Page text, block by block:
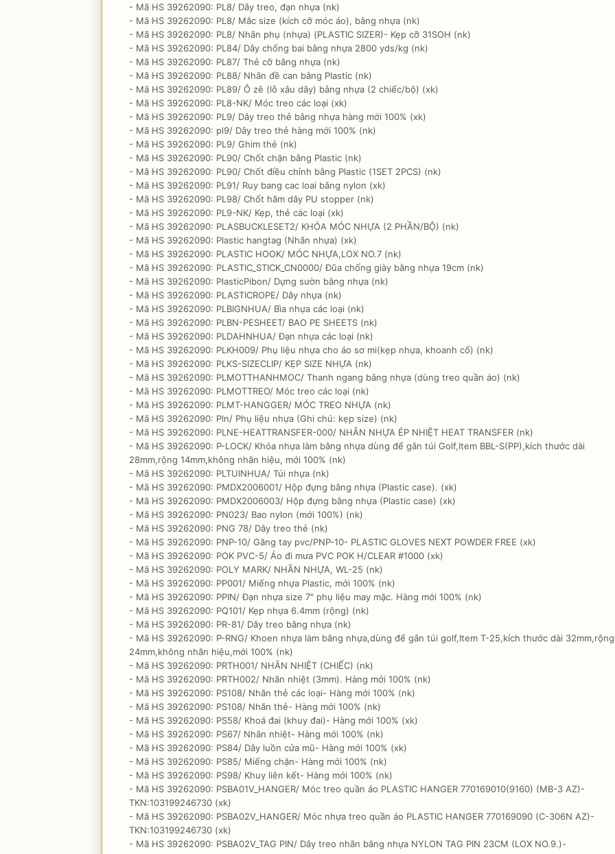
- Mã HS 39262090: PL8/ Dây treo, đạn nhựa (nk)
- Mã HS 39262090: PL8/ Mắc size (kích cỡ móc áo), bằng nhựa (nk)
- Mã HS 39262090: PL8/ Nhãn phụ (nhựa) (PLASTIC SIZER)- Kẹp cỡ 31SOH (nk)
- Mã HS 39262090: PL84/ Dây chống bai bằng nhựa 2800 yds/kg (nk)
- Mã HS 39262090: PL87/ Thẻ cỡ bằng nhựa (nk)
- Mã HS 39262090: PL88/ Nhãn đề can bằng Plastic (nk)
- Mã HS 39262090: PL89/ Ô zê (lỗ xâu dây) bằng nhựa (2 chiếc/bộ) (xk)
- Mã HS 39262090: PL8-NK/ Móc treo các loại (xk)
- Mã HS 39262090: PL9/ Dây treo thẻ bằng nhựa hàng mới 100% (xk)
- Mã HS 39262090: pl9/ Dây treo thẻ hàng mới 100% (nk)
- Mã HS 39262090: PL9/ Ghim thẻ (nk)
- Mã HS 39262090: PL90/ Chốt chặn bằng Plastic (nk)
- Mã HS 39262090: PL90/ Chốt điều chỉnh bằng Plastic (1SET 2PCS) (nk)
- Mã HS 39262090: PL91/ Ruy bang cac loai bằng nylon (xk)
- Mã HS 39262090: PL98/ Chốt hãm dây PU stopper (nk)
- Mã HS 39262090: PL9-NK/ Kẹp, thẻ các loại (xk)
- Mã HS 39262090: PLASBUCKLESET2/ KHÓA MÓC NHỰA (2 PHẦN/BỘ) (nk)
- Mã HS 39262090: Plastic hangtag (Nhãn nhựa) (xk)
- Mã HS 39262090: PLASTIC HOOK/ MÓC NHỰA,LOX NO.7 (nk)
- Mã HS 39262090: PLASTIC_STICK_CN0000/ Đũa chống giày bằng nhựa 19cm (nk)
- Mã HS 39262090: PlasticPibon/ Dựng sườn bằng nhựa (nk)
- Mã HS 39262090: PLASTICROPE/ Dây nhựa (nk)
- Mã HS 39262090: PLBIGNHUA/ Bìa nhựa các loại (nk)
- Mã HS 39262090: PLBN-PESHEET/ BAO PE SHEETS (nk)
- Mã HS 39262090: PLDAHNHUA/ Đạn nhựa các loại (nk)
- Mã HS 39262090: PLKH009/ Phụ liệu nhựa cho áo sơ mi(kẹp nhựa, khoanh cổ) (nk)
- Mã HS 39262090: PLKS-SIZECLIP/ KẸP SIZE NHỰA (nk)
- Mã HS 39262090: PLMOTTHANHMOC/ Thanh ngang bằng nhựa (dùng treo quần áo) (nk)
- Mã HS 39262090: PLMOTTREO/ Móc treo các loại (nk)
- Mã HS 39262090: PLMT-HANGGER/ MÓC TREO NHỰA (nk)
- Mã HS 39262090: Pln/ Phụ liệu nhựa (Ghi chú: kẹp size) (nk)
- Mã HS 39262090: PLNE-HEATTRANSFER-000/ NHÃN NHỰA ÉP NHIỆT HEAT TRANSFER (nk)
- Mã HS 39262090: P-LOCK/ Khóa nhựa làm bằng nhựa dùng để gắn túi Golf,Item BBL-S(PP),kích thước dài
28mm,rộng 14mm,không nhãn hiệu, mới 100% (nk)
- Mã HS 39262090: PLTUINHUA/ Túi nhựa (nk)
- Mã HS 39262090: PMDX2006001/ Hộp đựng bằng nhựa (Plastic case). (xk)
- Mã HS 39262090: PMDX2006003/ Hộp đựng bằng nhựa (Plastic case) (xk)
- Mã HS 39262090: PN023/ Bao nylon (mới 100%) (nk)
- Mã HS 39262090: PNG 78/ Dây treo thẻ (nk)
- Mã HS 39262090: PNP-10/ Găng tay pvc/PNP-10- PLASTIC GLOVES NEXT POWDER FREE (xk)
- Mã HS 39262090: POK PVC-5/ Áo đi mưa PVC POK H/CLEAR #1000 (xk)
- Mã HS 39262090: POLY MARK/ NHÃN NHỰA, WL-25 (nk)
- Mã HS 39262090: PP001/ Miếng nhựa Plastic, mới 100% (nk)
- Mã HS 39262090: PPIN/ Đạn nhựa size 7" phụ liệu may mặc. Hàng mới 100% (nk)
- Mã HS 39262090: PQ101/ Kẹp nhựa 6.4mm (rộng) (nk)
- Mã HS 39262090: PR-81/ Dây treo bằng nhựa (nk)
- Mã HS 39262090: P-RNG/ Khoen nhựa làm bằng nhựa,dùng để gắn túi golf,Item T-25,kích thước dài 32mm,rộng
24mm,không nhãn hiệu,mới 100% (nk)
- Mã HS 39262090: PRTH001/ NHÃN NHIỆT (CHIẾC) (nk)
- Mã HS 39262090: PRTH002/ Nhãn nhiệt (3mm). Hàng mới 100% (nk)
- Mã HS 39262090: PS108/ Nhãn thẻ các loại- Hàng mới 100% (nk)
- Mã HS 39262090: PS108/ Nhãn thẻ- Hàng mới 100% (nk)
- Mã HS 39262090: PS58/ Khoá đai (khuy đai)- Hàng mới 100% (xk)
- Mã HS 39262090: PS67/ Nhãn nhiệt- Hàng mới 100% (nk)
- Mã HS 39262090: PS84/ Dây luồn cửa mũ- Hàng mới 100% (xk)
- Mã HS 39262090: PS85/ Miếng chặn- Hàng mới 100% (nk)
- Mã HS 39262090: PS98/ Khuy liên kết- Hàng mới 100% (nk)
- Mã HS 39262090: PSBA01V_HANGER/ Móc treo quần áo PLASTIC HANGER 770169010(9160) (MB-3 AZ)-
TKN:103199246730 (xk)
- Mã HS 39262090: PSBA02V_HANGER/ Móc nhựa treo quần áo PLASTIC HANGER 770169090 (C-306N AZ)-
TKN:103199246730 (xk)
- Mã HS 39262090: PSBA02V_TAG PIN/ Dây treo nhãn bằng nhựa NYLON TAG PIN 23CM (LOX NO.9.)-